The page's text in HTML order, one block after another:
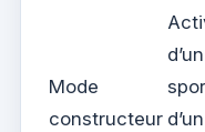
Mode
constructeur